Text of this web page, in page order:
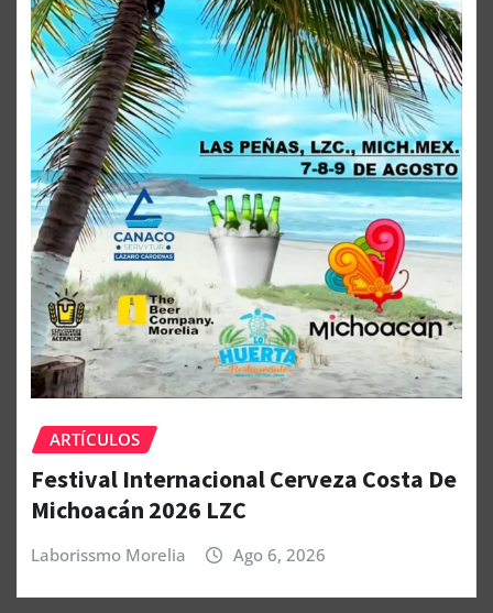
ARTÍCULOS
Festival Internacional Cerveza Costa De
Michoacán 2026 LZC
Laborissmo Morelia Ago 6, 2026